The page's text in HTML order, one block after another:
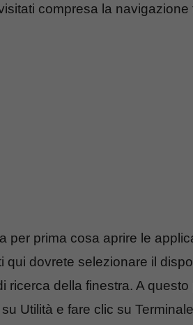
compresa la navigazione
per prima cosa aprire le
qui dovrete selezionare il
ricerca della finestra. A
Utilità e fare clic su